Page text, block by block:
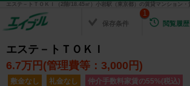
保存条件 閲覧履歴
1
エステ－トＴＯＫＩ
6.7万円(管理費等：3,000円)
敷金なし 礼金なし 仲介手数料家賃の55%(税込)